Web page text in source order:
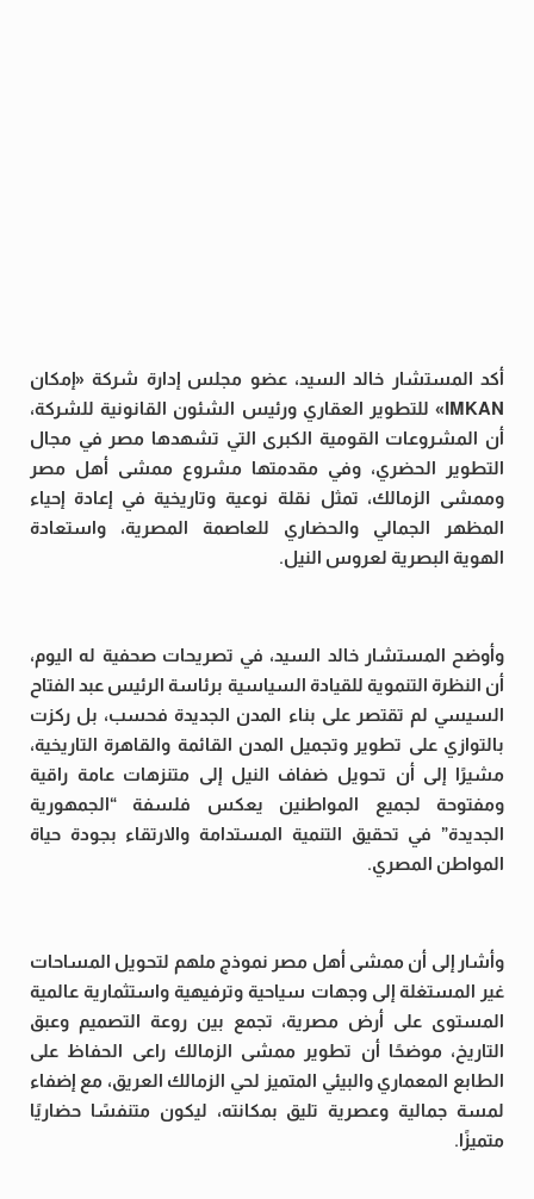
أكد المستشار خالد السيد، عضو مجلس إدارة شركة «إمكان
IMKAN» للتطوير العقاري ورئيس الشئون القانونية للشركة،
أن المشروعات القومية الكبرى التي تشهدها مصر في مجال
التطوير الحضري، وفي مقدمتها مشروع ممشى أهل مصر
وممشى الزمالك، تمثل نقلة نوعية وتاريخية في إعادة إحياء
المظهر الجمالي والحضاري للعاصمة المصرية، واستعادة
الهوية البصرية لعروس النيل.
وأوضح المستشار خالد السيد، في تصريحات صحفية له اليوم،
أن النظرة التنموية للقيادة السياسية برئاسة الرئيس عبد الفتاح
السيسي لم تقتصر على بناء المدن الجديدة فحسب، بل ركزت
بالتوازي على تطوير وتجميل المدن القائمة والقاهرة التاريخية،
مشيرًا إلى أن تحويل ضفاف النيل إلى متنزهات عامة راقية
ومفتوحة لجميع المواطنين يعكس فلسفة “الجمهورية
الجديدة” في تحقيق التنمية المستدامة والارتقاء بجودة حياة
المواطن المصري.
وأشار إلى أن ممشى أهل مصر نموذج ملهم لتحويل المساحات
غير المستغلة إلى وجهات سياحية وترفيهية واستثمارية عالمية
المستوى على أرض مصرية، تجمع بين روعة التصميم وعبق
التاريخ، موضحًا أن تطوير ممشى الزمالك راعى الحفاظ على
الطابع المعماري والبيئي المتميز لحي الزمالك العريق، مع إضفاء
لمسة جمالية وعصرية تليق بمكانته، ليكون متنفسًا حضاريًا
متميزًا.